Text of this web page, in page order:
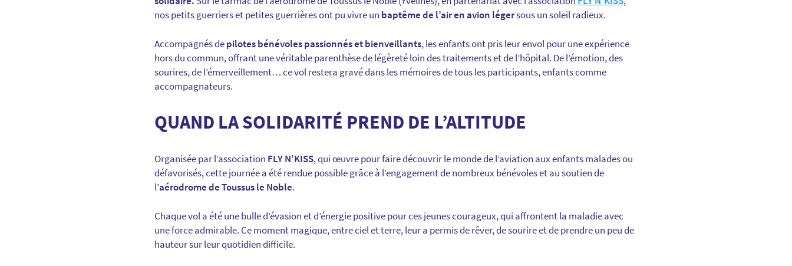
nos petits guerriers et petites guerrières ont pu vivre un baptême de l’air en avion légersous un soleil radieux.
Accompagnés depilotes bénévoles passionnés et bienveillants, les enfants ont pris leur envol pour une expérience
hors du commun, offrant une véritable parenthèse de légèreté loin des traitements et de l’hôpital. De l’émotion, des
sourires, de l’émerveillement… ce vol restera gravé dans les mémoires de tous les participants, enfants comme
accompagnateurs.
QUAND LA SOLIDARITÉ PREND DE L’ALTITUDE
Organisée par l’association FLY N’KISS, qui œuvre pour faire découvrir le monde de l’aviation aux enfants malades ou
défavorisés, cette journée a été rendue possible grâce à l’engagement de nombreux bénévoles et au soutien de
l’aérodrome de Toussus le Noble.
Chaque vol a été une bulle d’évasion et d’énergie positive pour ces jeunes courageux, qui affrontent la maladie avec
une force admirable. Ce moment magique, entre ciel et terre, leur a permis de rêver, de sourire et de prendre un peu de
hauteur sur leur quotidien difficile.